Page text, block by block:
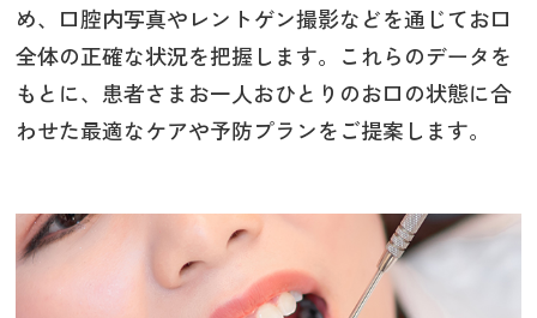
め、口腔内写真やレントゲン撮影などを通じてお口
全体の正確な状況を把握します。これらのデータを
もとに、患者さまお一人おひとりのお口の状態に合
わせた最適なケアや予防プランをご提案します。